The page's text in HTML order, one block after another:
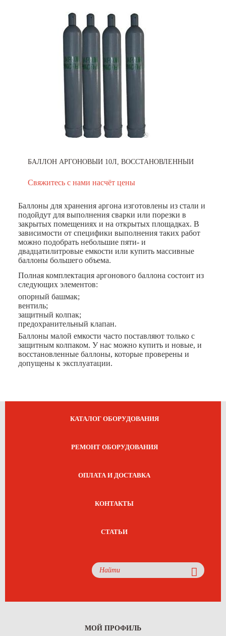
БАЛЛОН АРГОНОВЫЙ 10Л, ВОССТАНОВЛЕННЫЙ
Свяжитесь с нами насчёт цены
Баллоны для хранения аргона изготовлены из стали и
подойдут для выполнения сварки или порезки в
закрытых помещениях и на открытых площадках. В
зависимости от специфики выполнения таких работ
можно подобрать небольшие пяти- и
двадцатилитровые емкости или купить массивные
баллоны большего объема.
Полная комплектация аргонового баллона состоит из
следующих элементов:
опорный башмак;
вентиль;
защитный колпак;
предохранительный клапан.
Баллоны малой емкости часто поставляют только с
защитным колпаком. У нас можно купить и новые, и
восстановленные баллоны, которые проверены и
допущены к эксплуатации.
КАТАЛОГ ОБОРУДОВАНИЯ
РЕМОНТ ОБОРУДОВАНИЯ
ОПЛАТА И ДОСТАВКА
КОНТАКТЫ
СТАТЬИ
МОЙ ПРОФИЛЬ